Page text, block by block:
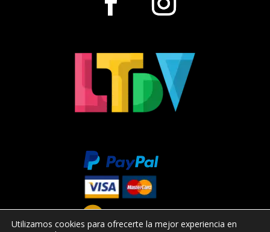
Utilizamos cookies para ofrecerte la mejor experiencia en